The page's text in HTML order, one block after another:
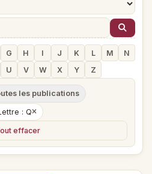
G H I J K L M
N
U V W X Y Z
les publications
: Q
effacer